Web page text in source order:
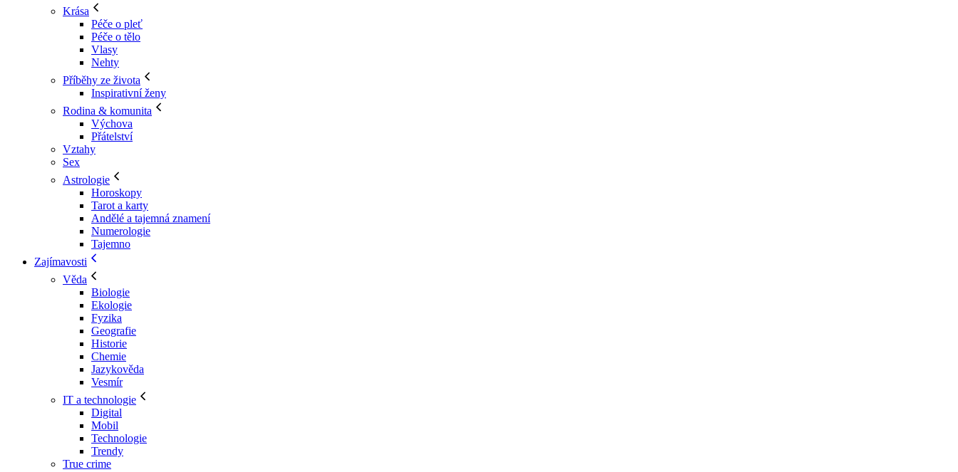
Krása
Péče o pleť
Péče o tělo
Vlasy
Nehty
Příběhy ze života
Inspirativní ženy
Rodina & komunita
Výchova
Přátelství
Vztahy
Sex
Astrologie
Horoskopy
Tarot a karty
Andělé a tajemná znamení
Numerologie
Tajemno
Zajímavosti
Věda
Biologie
Ekologie
Fyzika
Geografie
Historie
Chemie
Jazykověda
Vesmír
IT a technologie
Digital
Mobil
Technologie
Trendy
True crime